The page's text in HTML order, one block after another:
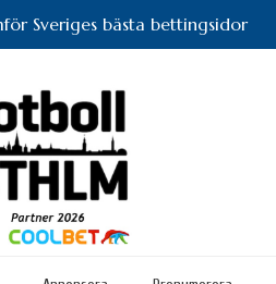
Sveriges bästa bettingsidor